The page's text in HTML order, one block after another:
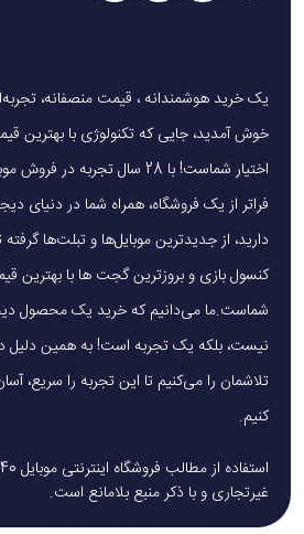
خوش آمدید، جایی که تکنولوژی با بهترین
اختیار شماست! با 28 سال تجربه
فراتر از یک فروشگاه، همراه شما در دنیای
دارید، از جدیدترین موبایل‌ها و تبلت‌ها گرفته
کنسول بازی و بروزترین گجت ها با بهترین
شماست.ما می‌دانیم که خرید یک محصول
تلاشمان را می‌کنیم تا این تجربه را سریع،
کنیم.
غیرتجاری و با ذکر منبع بلامانع است.